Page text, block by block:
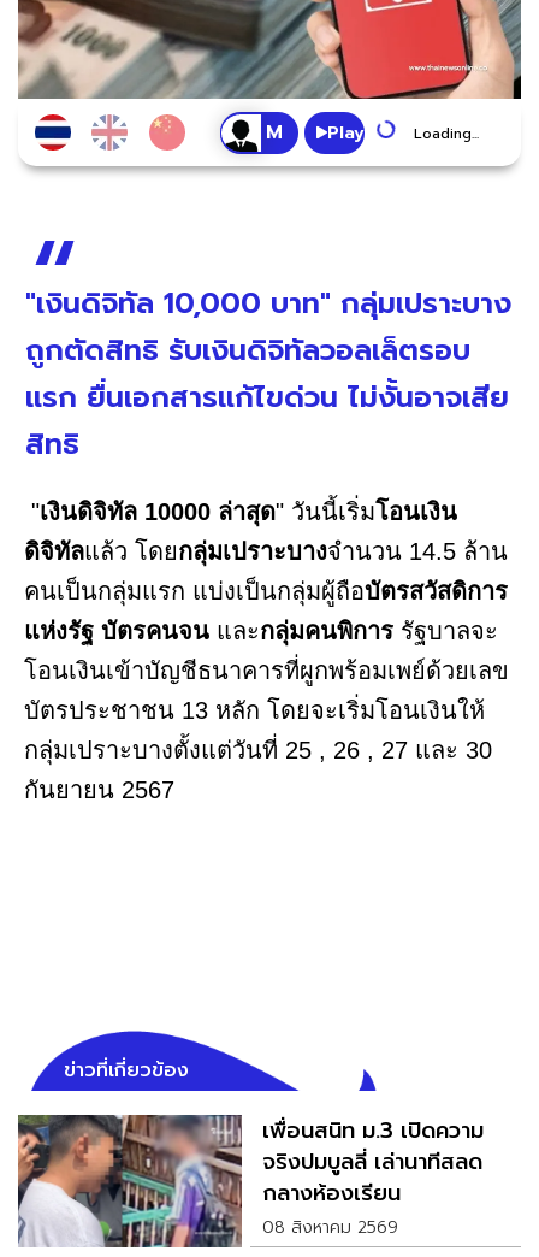
Play Loading...
"เงินดิจิทัล 10,000 บาท" กลุ่มเปราะบาง
ถูกตัดสิทธิ รับเงินดิจิทัลวอลเล็ตรอบ
แรก ยื่นเอกสารแก้ไขด่วน ไม่งั้นอาจเสีย
สิทธิ
"เงินดิจิทัล 10000 ล่าสุด" วันนี้เริ่มโอนเงิน
ดิจิทัลแล้ว โดยกลุ่มเปราะบางจำนวน 14.5 ล้าน
คนเป็นกลุ่มแรก แบ่งเป็นกลุ่มผู้ถือบัตรสวัสดิการ
แห่งรัฐ บัตรคนจน และกลุ่มคนพิการ รัฐบาลจะ
โอนเงินเข้าบัญชีธนาคารที่ผูกพร้อมเพย์ด้วยเลข
บัตรประชาชน 13 หลัก โดยจะเริ่มโอนเงินให้
กลุ่มเปราะบางตั้งแต่วันที่ 25 , 26 , 27 และ 30
กันยายน 2567
ข่าวที่เกี่ยวข้อง
เพื่อนสนิท ม.3 เปิดความ
จริงปมบูลลี่ เล่านาทีสลด
กลางห้องเรียน
08 สิงหาคม 2569